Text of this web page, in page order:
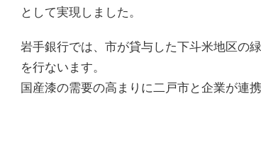
として実現しました。
岩手銀行では、市が貸与した下斗米地区の
を行ないます。
国産漆の需要の高まりに二戸市と企業が連